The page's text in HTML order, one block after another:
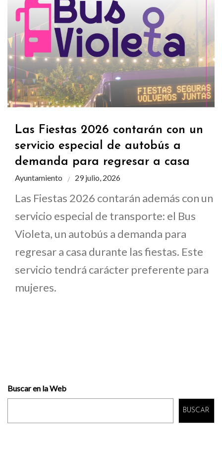
Las Fiestas 2026 contarán con un
servicio especial de autobús a
demanda para regresar a casa
Ayuntamiento 29 julio, 2026
Las Fiestas 2026 contarán además con un
servicio especial de transporte: el Bus
Violeta, un autobús a demanda para
regresar a casa durante las fiestas. Este
servicio tendrá carácter preferente para
mujeres.
Buscar en la Web
BUSCAR